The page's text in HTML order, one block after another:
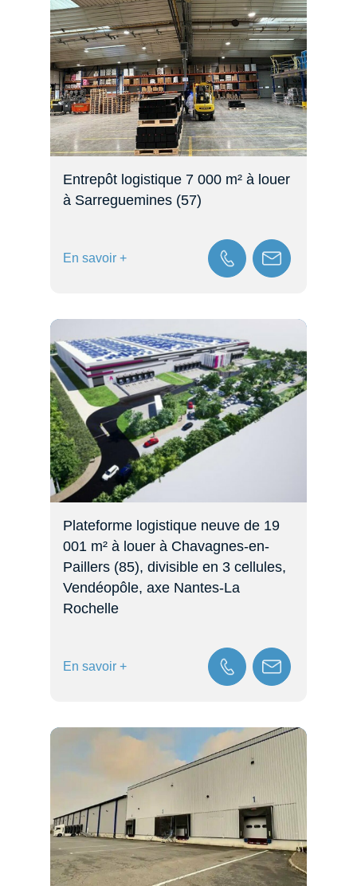
Entrepôt logistique 7 000 m² à louer
à Sarreguemines (57)
En savoir +
Plateforme logistique neuve de 19
001 m² à louer à Chavagnes-en-
Paillers (85), divisible en 3 cellules,
Vendéopôle, axe Nantes-La
Rochelle
En savoir +